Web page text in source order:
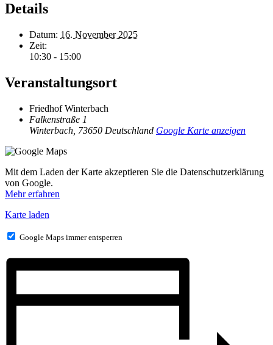
Details
Datum: 16. November 2025
Zeit:
10:30 - 15:00
Veranstaltungsort
Friedhof Winterbach
Falkenstraße 1
Winterbach 73650 Deutschland Google Karte anzeigen
Mit dem Laden der Karte akzeptieren Sie die Datenschutzerklärung
von Google.
Mehr erfahren
Karte laden
Google Maps immer entsperren